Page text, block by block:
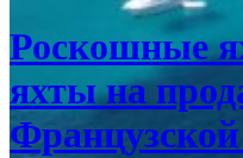
Роскошные
яхты на